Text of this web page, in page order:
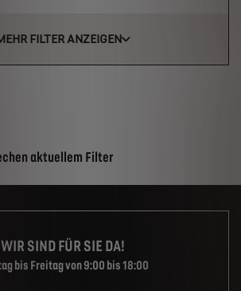
FILTER ANZEIGEN
aktuellem Filter
WIR SIND FÜR SIE DA!
bis Freitag von 9:00 bis 18:00